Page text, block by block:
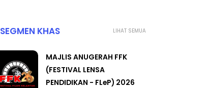
LIHAT SEMUA
SEGMEN KHAS
MAJLIS ANUGERAH FFK
(FESTIVAL LENSA
PENDIDIKAN - FLeP) 2026